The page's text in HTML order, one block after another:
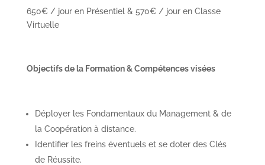
650€ / jour en Présentiel & 570€ / jour en Classe
Virtuelle
Objectifs de la Formation & Compétences visées
Déployer les Fondamentaux du Management & de
la Coopération à distance.
Identifier les freins éventuels et se doter des Clés
de Réussite.